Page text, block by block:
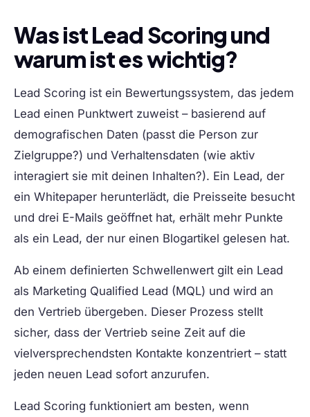
Was ist Lead Scoring und
warum ist es wichtig?
Lead Scoring ist ein Bewertungssystem, das jedem
Lead einen Punktwert zuweist – basierend auf
demografischen Daten (passt die Person zur
Zielgruppe?) und Verhaltensdaten (wie aktiv
interagiert sie mit deinen Inhalten?). Ein Lead, der
ein Whitepaper herunterlädt, die Preisseite besucht
und drei E-Mails geöffnet hat, erhält mehr Punkte
als ein Lead, der nur einen Blogartikel gelesen hat.
Ab einem definierten Schwellenwert gilt ein Lead
als Marketing Qualified Lead (MQL) und wird an
den Vertrieb übergeben. Dieser Prozess stellt
sicher, dass der Vertrieb seine Zeit auf die
vielversprechendsten Kontakte konzentriert – statt
jeden neuen Lead sofort anzurufen.
Lead Scoring funktioniert am besten, wenn